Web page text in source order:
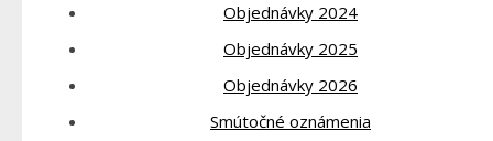
Objednávky 2024
Objednávky 2025
Objednávky 2026
Smútočné oznámenia